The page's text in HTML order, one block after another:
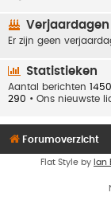
Verjaardagen
Er zijn geen
Statistieken
Aantal berichten
290 • Ons nieuwste
Forumoverzicht
Flat Style by Ian